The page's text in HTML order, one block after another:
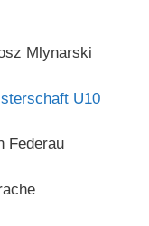
Mlynarski
U10
Federau